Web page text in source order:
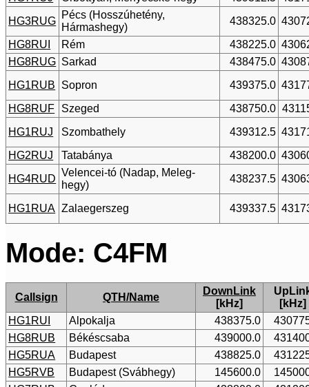
HG3RUG
Pécs (Hosszúhetény,
Hármashegy)
438325.0
HG8RUI
Rém 438225.0
HG8RUG Sarkad 438475.0
HG1RUB
Sopron 439375.0
HG8RUF
Szeged 438750.0
HG1RUJ
Szombathely 439312.5
HG2RUJ
Tatabánya 438200.0
HG4RUD
Velencei-tó (Nadap, Meleg-
hegy)
438237.5
HG1RUA Zalaegerszeg 439337.5
Mode: C4FM
Callsign QTH/Name
DownLink
[kHz]
[kHz]
HG1RUI
Alpokalja 438375.0
HG8RUB
Békéscsaba 439000.0
HG5RUA
Budapest 438825.0
HG5RVB
Budapest (Svábhegy) 145600.0